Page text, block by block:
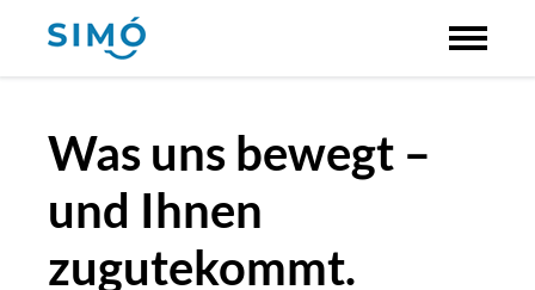
Was uns bewegt –
und Ihnen
zugutekommt.